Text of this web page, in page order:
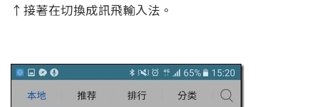
↑接著在切換成訊飛輸入法。